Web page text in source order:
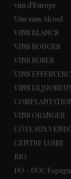
vins d'Europe
Vins sans Alcool
VINS BLANCS
VINS ROUGES
VINS ROSES
VINS
VINS
VINS ORANGES
CÔTEAUX
CENTRE LOIRE
BIO
DO - DOC